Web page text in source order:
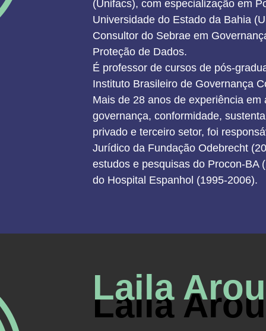
(Unifacs), com especialização em
Universidade do Estado da Bahia
Consultor do Sebrae em
Proteção de Dados.
É professor de cursos de pós-
Instituto Brasileiro de Governança
Mais de 28 anos de experiência
governança, conformidade,
privado e terceiro setor, foi
Jurídico da Fundação Odebrecht
estudos e pesquisas do Procon-BA
do Hospital Espanhol (1995-2006).
Laila
Laila